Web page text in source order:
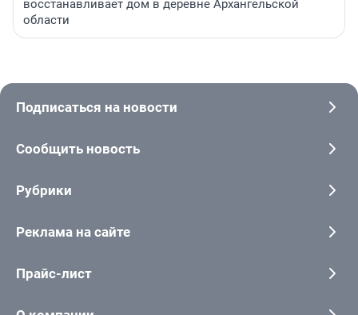
восстанавливает дом в деревне Архангельской
области
Подписаться на новости
Сообщить новость
Рубрики
Реклама на сайте
Прайс-лист